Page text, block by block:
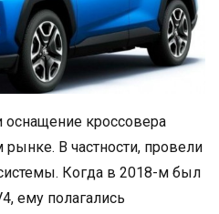
кроссовера
В частности, провели
Когда в 2018-м был
ему полагались